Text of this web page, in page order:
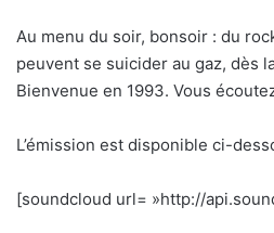
Au menu du soir, bonsoir : du
peuvent se suicider au gaz, dès
Bienvenue en 1993. Vous
L’émission est disponible ci-
[soundcloud url= »http://